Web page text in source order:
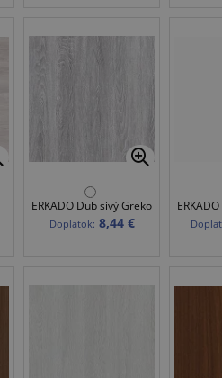
ERKADO Dub sivý Greko
Doplatok: 8,44 €